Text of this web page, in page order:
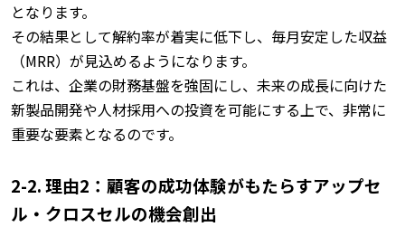
となります。
その結果として解約率が着実に低下し、毎月安定した収益
（MRR）が見込めるようになります。
これは、企業の財務基盤を強固にし、未来の成長に向けた
新製品開発や人材採用への投資を可能にする上で、非常に
重要な要素となるのです。
2-2. 理由2：顧客の成功体験がもたらすアップセ
ル・クロスセルの機会創出